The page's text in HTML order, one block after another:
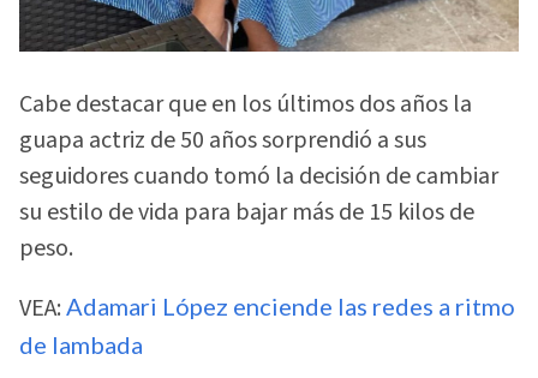
Cabe destacar que en los últimos dos años la
guapa actriz de 50 años sorprendió a sus
seguidores cuando tomó la decisión de cambiar
su estilo de vida para bajar más de 15 kilos de
peso.
VEA: Adamari López enciende las redes a ritmo
de lambada